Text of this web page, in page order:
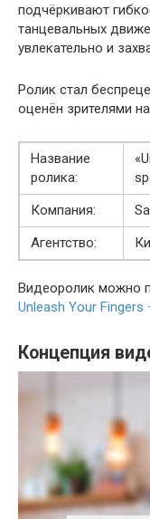
подчёркивают
танцевальных
увлекательно и
Ролик стал
оценён зрителями
Название
ролика:
Компания:
Агентство:
Видеоролик можно
Unleash Your Fingers
Концепция